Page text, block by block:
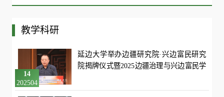
教学科研
14
202504
延边大学举办边疆研究院·兴边富民研究
院揭牌仪式暨2025边疆治理与兴边富民学